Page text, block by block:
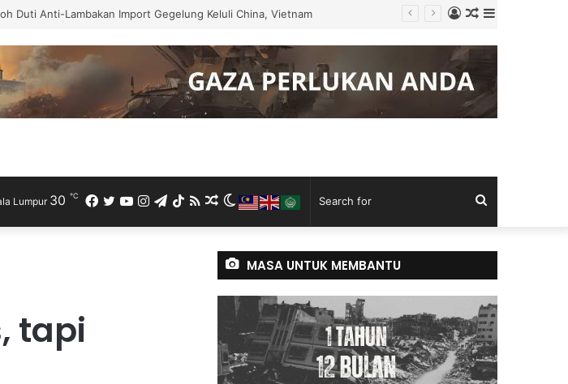
Presiden PKR, Saifuddin Pemangku Tugas
Random
Article
Log
In
for
Switch
skin
Random
Article
RSS
TikTok
Telegram
Instagram
YouTube
Twitter
Facebook
Lumpur 30 ℃
tapi
MASA UNTUK MEMBANTU